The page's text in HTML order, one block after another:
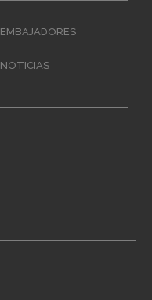
EMBAJADORES
NOTICIAS